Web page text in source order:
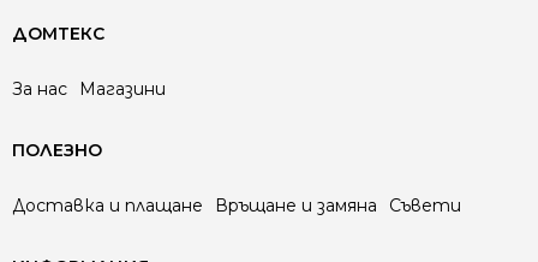
ДОМТЕКС
За нас Магазини
ПОЛЕЗНО
Доставка и плащане Връщане и замяна Съвети